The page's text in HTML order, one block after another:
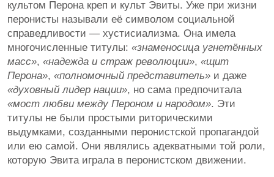
культом Перона креп и культ Эвиты. Уже при жизни
перонисты называли её символом социальной
справедливости — хустисиализма. Она имела
многочисленные титулы: «знаменосица угнетённых
масс», «надежда и страж революции», «щит
Перона», «полномочный представитель» и даже
«духовный лидер нации», но сама предпочитала
«мост любви между Пероном и народом». Эти
титулы не были простыми риторическими
выдумками, созданными перонистской пропагандой
или ею самой. Они являлись адекватными той роли,
которую Эвита играла в перонистском движении.